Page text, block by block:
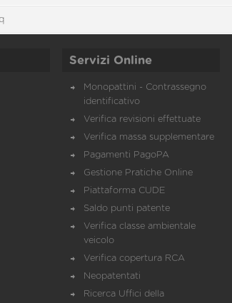
Servizi Online
Monopattini - Contrassegno
identificativo
Verifica revisioni effettuate
Verifica massa supplementare
Pagamenti PagoPA
Gestione Pratiche Online
Piattaforma CUDE
Saldo punti patente
Verifica classe ambientale
veicolo
Verifica copertura RCA
Neopatentati
Ricerca Uffici della